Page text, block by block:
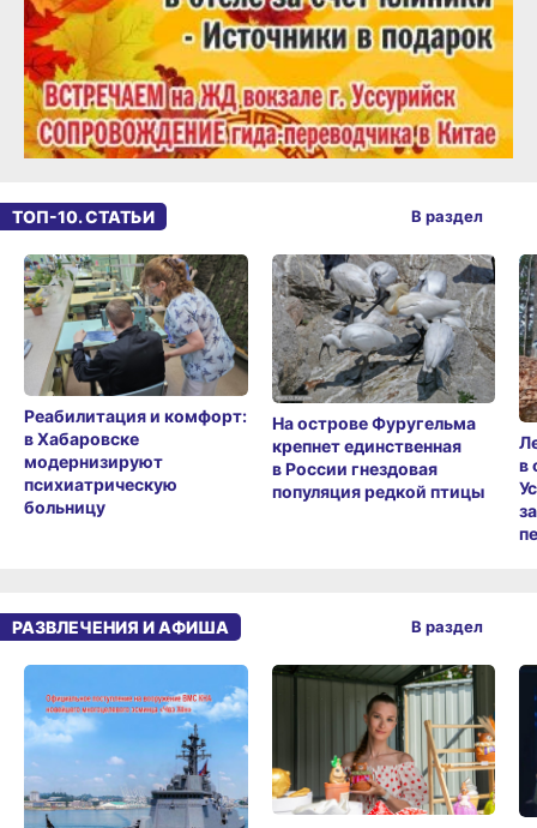
ТОП-10. СТАТЬИ
Реабилитация и комфорт:
в Хабаровске
модернизируют
психиатрическую
больницу
На острове Фуругельма
крепнет единственная
в России гнездовая
популяция редкой птицы
в
В раздел
РАЗВЛЕЧЕНИЯ И АФИША В раздел